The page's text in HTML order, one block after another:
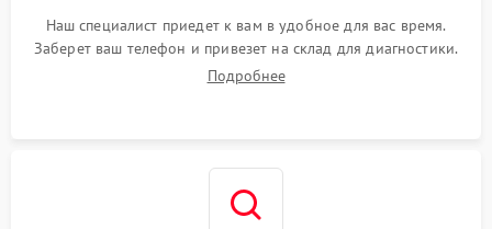
Наш специалист приедет к вам в удобное для вас время.
Заберет ваш телефон и привезет на склад для диагностики.
Подробнее